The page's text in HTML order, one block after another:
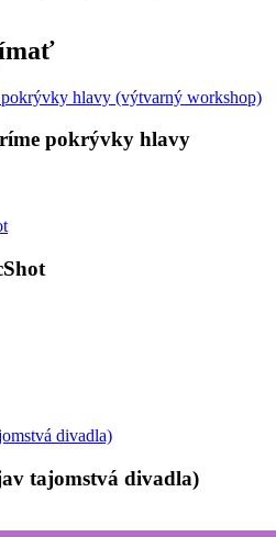
pokrývky hlavy
tajomstvá divadla)